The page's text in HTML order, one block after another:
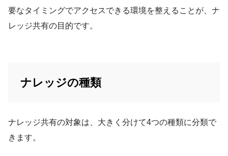
要なタイミングでアクセスできる環境を整えることが、ナ
レッジ共有の目的です。
ナレッジの種類
ナレッジ共有の対象は、大きく分けて4つの種類に分類で
きます。